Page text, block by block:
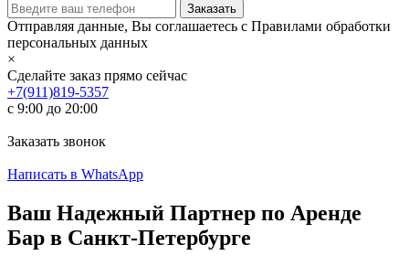
Отправляя данные, Вы соглашаетесь с Правилами обработки
персональных данных
×
Сделайте заказ прямо сейчас
+7(911)819-5357
с 9:00 до 20:00
Заказать звонок
Написать в WhatsApp
Ваш Надежный Партнер по Аренде
Бар в Санкт-Петербурге